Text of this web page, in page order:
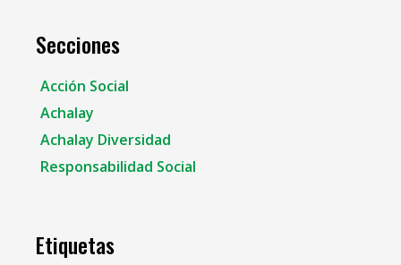
Secciones
Acción Social
Achalay
Achalay Diversidad
Responsabilidad Social
Etiquetas